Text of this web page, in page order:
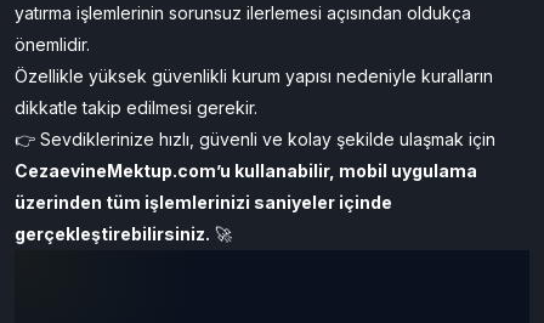
yatırma işlemlerinin sorunsuz ilerlemesi açısından oldukça
önemlidir.
Özellikle yüksek güvenlikli kurum yapısı nedeniyle kuralların
dikkatle takip edilmesi gerekir.
👉 Sevdiklerinize hızlı, güvenli ve kolay şekilde ulaşmak için
CezaevineMektup.com’u kullanabilir, mobil uygulama
üzerinden tüm işlemlerinizi saniyeler içinde
gerçekleştirebilirsiniz. 🚀